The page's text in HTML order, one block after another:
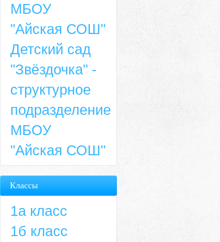
МБОУ
"Айская СОШ"
Детский сад
"Звёздочка" -
структурное
подразделение
МБОУ
"Айская СОШ"
Классы
1а класс
1б класс